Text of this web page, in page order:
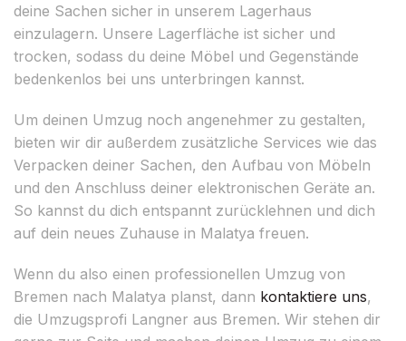
deine Sachen sicher in unserem Lagerhaus
einzulagern. Unsere Lagerfläche ist sicher und
trocken, sodass du deine Möbel und Gegenstände
bedenkenlos bei uns unterbringen kannst.
Um deinen Umzug noch angenehmer zu gestalten,
bieten wir dir außerdem zusätzliche Services wie das
Verpacken deiner Sachen, den Aufbau von Möbeln
und den Anschluss deiner elektronischen Geräte an.
So kannst du dich entspannt zurücklehnen und dich
auf dein neues Zuhause in Malatya freuen.
Wenn du also einen professionellen Umzug von
Bremen nach Malatya planst, dann kontaktiere uns,
die Umzugsprofi Langner aus Bremen. Wir stehen dir